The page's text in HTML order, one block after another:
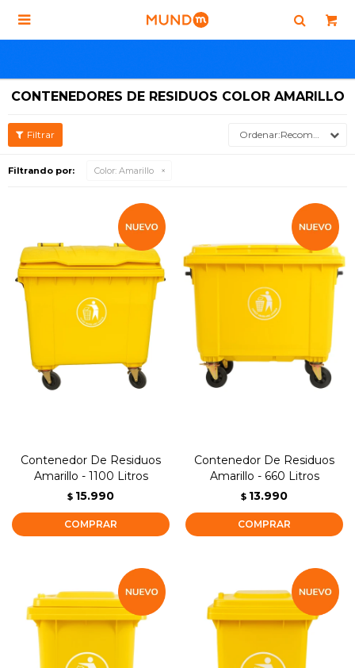

CONTENEDORES DE RESIDUOS COLOR AMARILLO
Recomendados
Filtrando por: Color: Amarillo
Contenedor De Residuos
Amarillo - 1100 Litros
$ 15.990
Contenedor De Residuos
Amarillo - 660 Litros
$ 13.990